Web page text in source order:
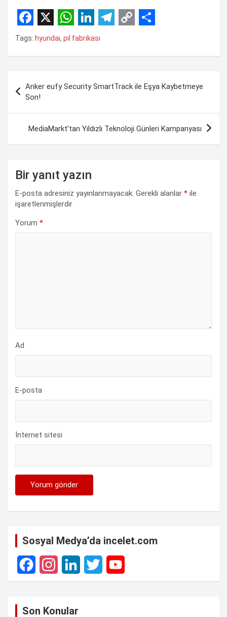
F
e
b
o
k
X W
t
A
p
p
L
k
d
I
n
T
e
r
a
m
y
i
n
k
r
Tags: hyundai, pil fabrikası
gezinmesi
Anker eufy Security SmartTrack ile Eşya Kaybetmeye
Son!
MediaMarkt’tan Yıldızlı Teknoloji Günleri Kampanyası
Bir yanıt yazın
E-posta adresiniz yayınlanmayacak. Gerekli alanlar * ile
işaretlenmişlerdir
Yorum *
Ad
E-posta
İnternet sitesi
Sosyal Medya’da incelet.com
F
I
L
T
Y
Son Konular